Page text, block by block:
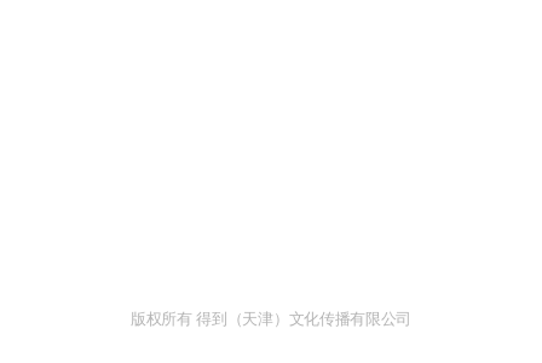
版权所有 得到（天津）文化传播有限公司